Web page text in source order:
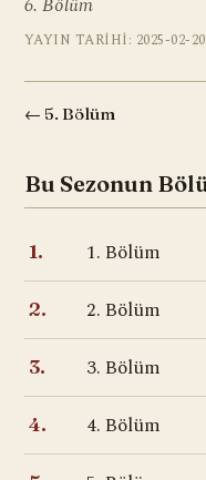
YAYIN TARIHI: 2025-02-20
← 5. Bölüm
Bu Sezonun
1. 1. Bölüm
2. 2. Bölüm
3. 3. Bölüm
4. 4. Bölüm